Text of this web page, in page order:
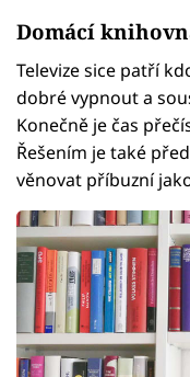
Domácí
Televize sice patří
dobré vypnout a
Konečně je čas
Řešením je také
věnovat příbuzní